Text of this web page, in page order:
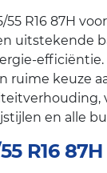
55 R16 87H
uitstekende
efficiëntie.
ruime keuze
en alle
R16